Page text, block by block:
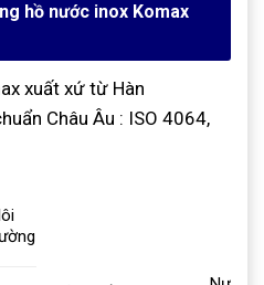
hồ nước inox Komax
xuất xứ từ Hàn
Châu Âu : ISO 4064,